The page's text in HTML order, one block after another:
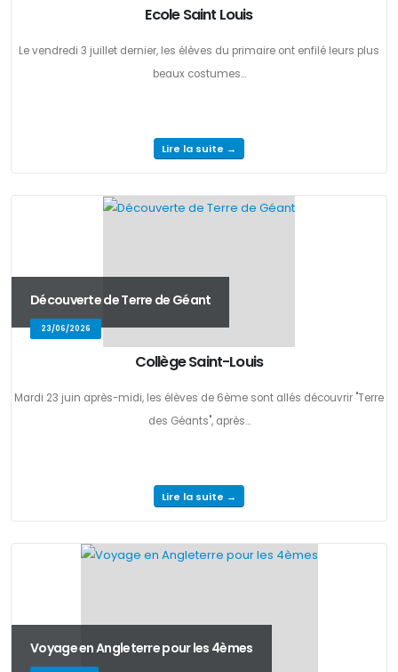
Ecole Saint Louis
Le vendredi 3 juillet dernier, les élèves du primaire ont enfilé leurs plus
beaux costumes...
Lire la suite →
Découverte de Terre de Géant
23/06/2026
Collège Saint-Louis
Mardi 23 juin après-midi, les élèves de 6ème sont allés découvrir "Terre
des Géants", après...
Lire la suite →
Voyage en Angleterre pour les 4èmes